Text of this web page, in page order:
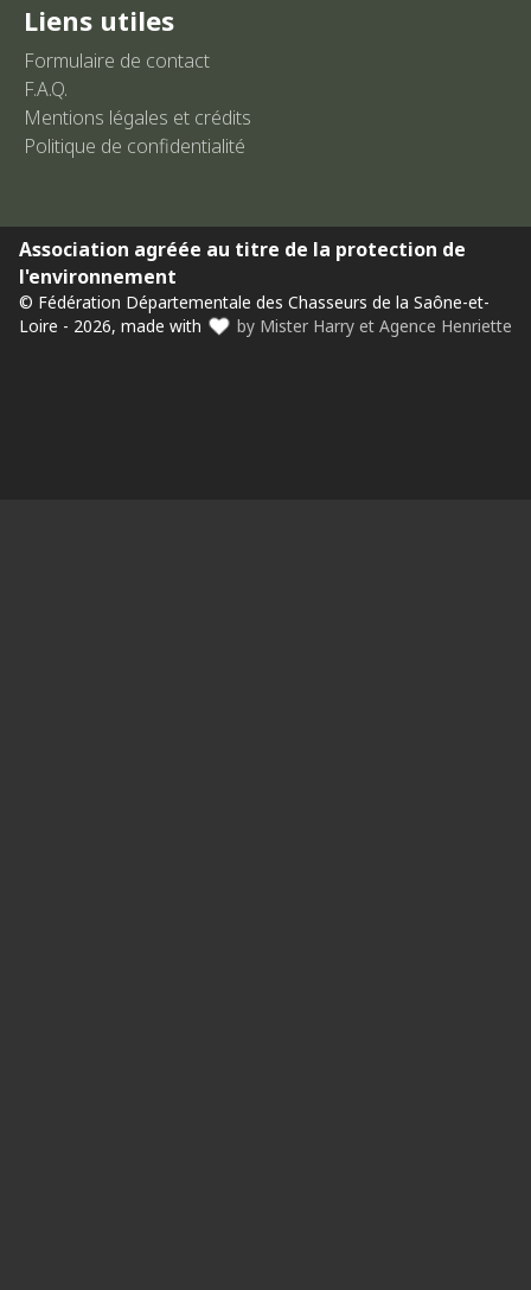
Liens utiles
Formulaire de contact
F.A.Q.
Mentions légales et crédits
Politique de confidentialité
Association agréée au titre de la protection de
l'environnement
© Fédération Départementale des Chasseurs de la Saône-et-
Loire - 2026, made with
by Mister Harry et Agence Henriette